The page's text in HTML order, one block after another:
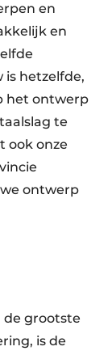
en
en
hetzelfde,
het ontwerp
te
ook onze
ontwerp
de grootste
is de